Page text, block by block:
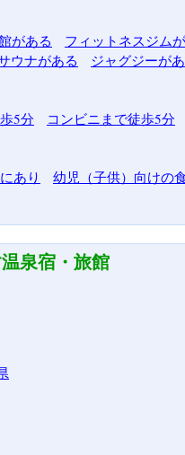
がある フィットネスジム
ウナがある ジャグジーが
5分 コンビニまで徒歩5分
あり 幼児（子供）向けの
泉宿・旅館